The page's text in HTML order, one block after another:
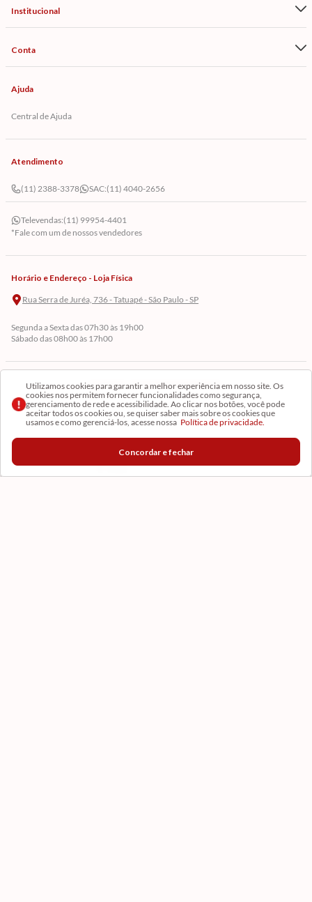
Utilizamos cookies para garantir a melhor experiência em nosso site. Os
cookies nos permitem fornecer funcionalidades como segurança,
gerenciamento de rede e acessibilidade. Ao clicar nos botões, você pode
aceitar todos os cookies ou, se quiser saber mais sobre os cookies que
usamos e como gerenciá-los, acesse nossa Política de privacidade.
Concordar e fechar
Institucional
Conta
Ajuda
Central de Ajuda
Atendimento
(11) 2388-3378 SAC:(11) 4040-2656
Televendas:(11) 99954-4401
*Fale com um de nossos vendedores
Horário e Endereço - Loja Física
Rua Serra de Juréa, 736 - Tatuapé - São Paulo - SP
Segunda a Sexta das 07h30 às 19h00
Sábado das 08h00 às 17h00
Cadastre-se em Nossa Newsletter
Receba as novidades